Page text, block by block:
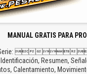
MANUAL GRATIS PARA

Resumen,
Calentamiento,